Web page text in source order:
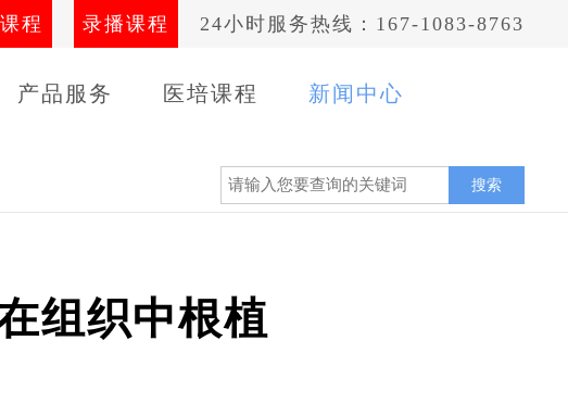
程 录播课程 24小时服务热线：167-1083-8763
产品服务 医培课程 新闻中心
搜索
组织中根植